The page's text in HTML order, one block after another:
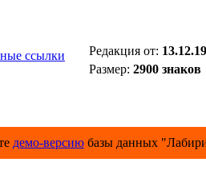
ссылки
Редакция от:
Размер: 2900 знаков
демо-версию базы данных